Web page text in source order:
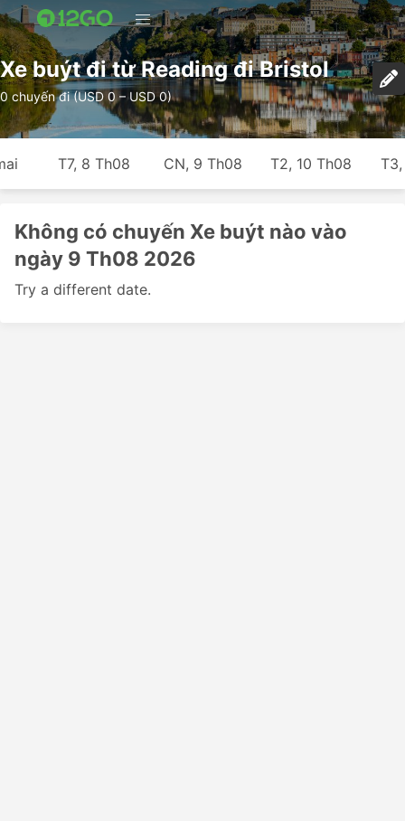
Xe buýt đi từ Reading đi Bristol
0 chuyến đi (USD 0 – USD 0)
T7, 8 Th08 CN, 9 Th08 T2, 10 Th08 T3,
Không có chuyến Xe buýt nào vào
ngày 9 Th08 2026
Try a different date.